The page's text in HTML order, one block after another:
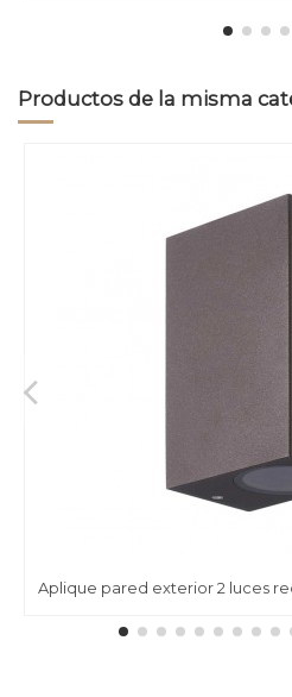
Productos de la misma
Aplique pared exterior 2 luces